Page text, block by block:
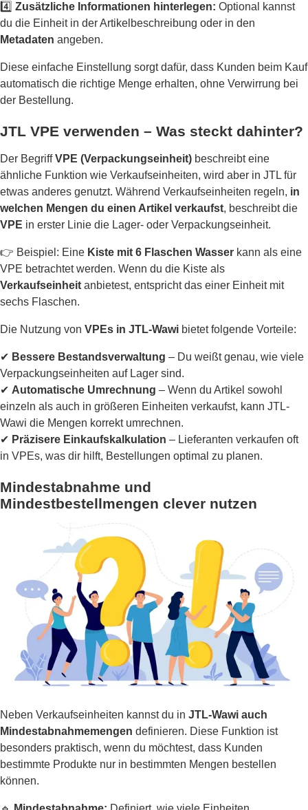
4️⃣ Zusätzliche Informationen hinterlegen: Optional kannst
du die Einheit in der Artikelbeschreibung oder in den
Metadaten angeben.
Diese einfache Einstellung sorgt dafür, dass Kunden beim Kauf
automatisch die richtige Menge erhalten, ohne Verwirrung bei
der Bestellung.
JTL VPE verwenden – Was steckt dahinter?
Der BegriffVPE (Verpackungseinheit) beschreibt eine
ähnliche Funktion wie Verkaufseinheiten, wird aber in JTL für
etwas anderes genutzt. Während Verkaufseinheiten regeln, in
welchen Mengen du einen Artikel verkaufst, beschreibt die
VPE in erster Linie die Lager- oder Verpackungseinheit.
👉 Beispiel: Eine Kiste mit 6 Flaschen Wasser kann als eine
VPE betrachtet werden. Wenn du die Kiste als
Verkaufseinheit anbietest, entspricht das einer Einheit mit
sechs Flaschen.
Die Nutzung von VPEs in JTL-Wawi bietet folgende Vorteile:
✔ Bessere Bestandsverwaltung – Du weißt genau, wie viele
Verpackungseinheiten auf Lager sind.
✔ Automatische Umrechnung – Wenn du Artikel sowohl
einzeln als auch in größeren Einheiten verkaufst, kann JTL-
Wawi die Mengen korrekt umrechnen.
✔ Präzisere Einkaufskalkulation – Lieferanten verkaufen oft
in VPEs, was dir hilft, Bestellungen optimal zu planen.
Mindestabnahme und
Mindestbestellmengen clever nutzen
Neben Verkaufseinheiten kannst du in JTL-Wawi auch
Mindestabnahmemengen definieren. Diese Funktion ist
besonders praktisch, wenn du möchtest, dass Kunden
bestimmte Produkte nur in bestimmten Mengen bestellen
können.